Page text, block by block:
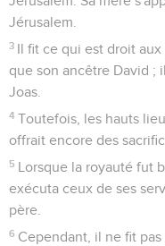
d'Israël. Son fils
2 Rois 15
Seuls les Évangiles sont
Azaria, roi de
1 La vingt-septième
Azaria, fils d'Amatsia, le